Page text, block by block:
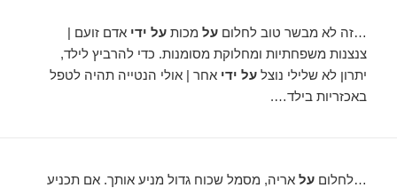
…זה לא מבשר טוב לחלוםעל מכותעל ידי אדם זועם |
צנצנות משפחתיות ומחלוקת מסומנות. כדי להרביץ לילד,
יתרון לא שלילי נוצלעל ידי אחר | אולי הנטייה תהיה לטפל
באכזריות בילד….
…לחלוםעל אריה, מסמל שכוח גדול מניע אותך. אם תכניע